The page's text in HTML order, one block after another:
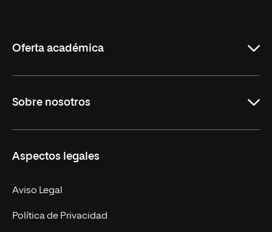
Oferta académica
Másteres Oficiales
Doctorados
Experto Universitario
Postgrados
Sobre nosotros
Facultades
Nuestro Equipo
Trabaja en UNIR
Aspectos legales
Aviso Legal
Política de Privacidad